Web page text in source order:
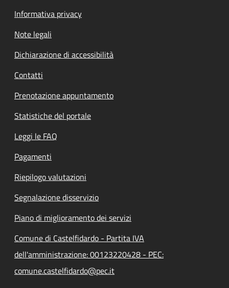
Informativa privacy
Note legali
Dichiarazione di accessibilità
Contatti
Prenotazione appuntamento
Statistiche del portale
Leggi le FAQ
Pagamenti
Riepilogo valutazioni
Segnalazione disservizio
Piano di miglioramento dei servizi
Comune di Castelfidardo - Partita IVA
dell'amministrazione: 00123220428 - PEC:
comune.castelfidardo@pec.it